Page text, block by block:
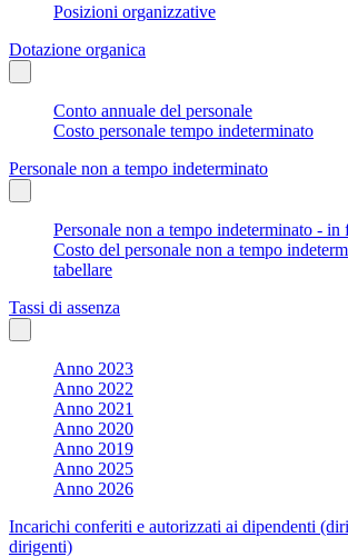
Posizioni organizzative
Dotazione organica
Conto annuale del personale
Costo personale tempo indeterminato
Personale non a tempo indeterminato
Personale non a tempo indeterminato - in
Costo del personale non a tempo
tabellare
Tassi di assenza
Anno 2023
Anno 2022
Anno 2021
Anno 2020
Anno 2019
Anno 2025
Anno 2026
Incarichi conferiti e autorizzati ai dipendenti
dirigenti)